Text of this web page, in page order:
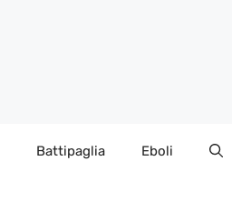
Battipaglia Eboli